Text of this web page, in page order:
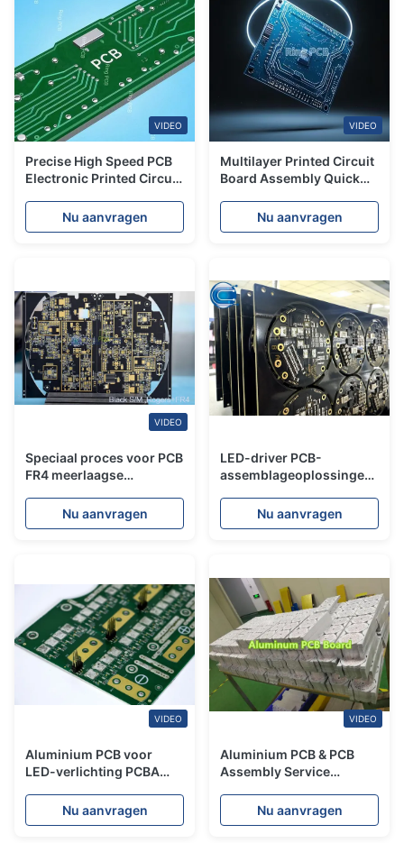
VIDEO
Precise High Speed PCB
Electronic Printed Circuit
materiaalNu aanvragen
VIDEO
Multilayer Printed Circuit
Board Assembly Quick
Nu aanvragen
VIDEO
Speciaal proces voor PCB
FR4 meerlaagse
oplossingNu aanvragen
LED-driver PCB-
assemblageoplossingen
dienstenNu aanvragen
VIDEO
Aluminium PCB voor
LED-verlichting PCBA
productieNu aanvragen
VIDEO
Aluminium PCB & PCB
Assembly Service
Printed Circuit Board
Fabrikant
Nu aanvragen